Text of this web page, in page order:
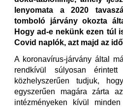
lenyomata a 2020
tomboló járvány okozta
Hogy ad-e nekünk ezen túl
Covid naplók, azt majd az
A koronavírus-járvány által
rendkívül súlyosan érintett
közhelyszerűen tudjuk,
egyszerűen magára zárta
intézményeken kívül